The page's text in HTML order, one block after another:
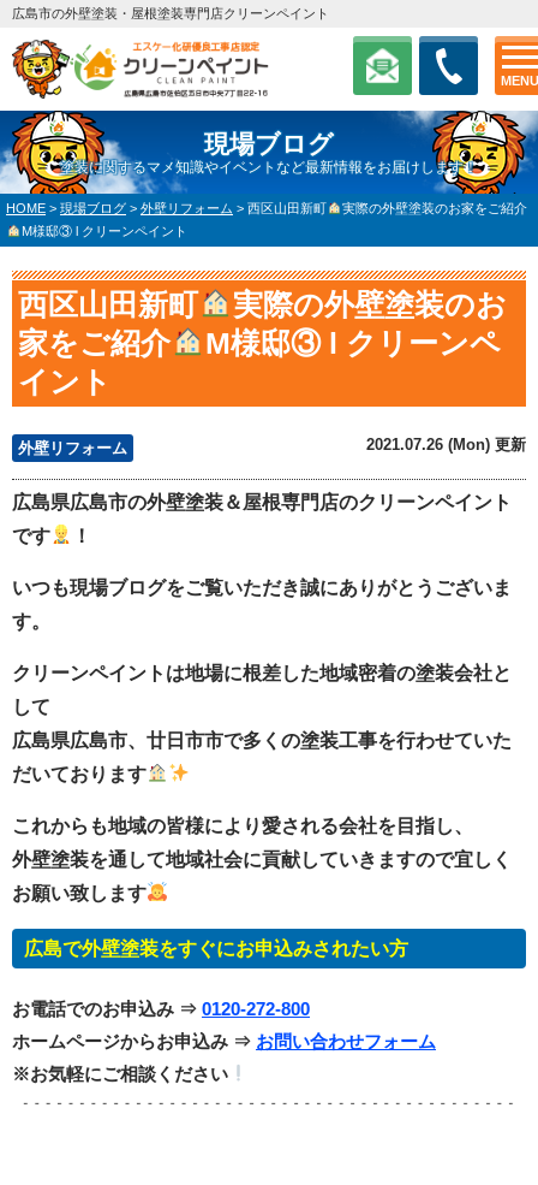
MENU
広島市の外壁塗装・屋根塗装専門店クリーンペイント
現場ブログ
塗装に関するマメ知識やイベントなど最新情報をお届けします！
HOME > 現場ブログ > 外壁リフォーム > 西区山田新町
実際の外壁塗装のお家をご紹介
M様邸③ l クリーンペイント
西区山田新町
実際の外壁塗装のお
家をご紹介
M様邸③ l クリーンペ
イント
外壁リフォーム 2021.07.26 (Mon) 更新
広島県広島市の外壁塗装＆屋根専門店のクリーンペイント
です
！
いつも現場ブログをご覧いただき誠にありがとうございま
す。
クリーンペイントは地場に根差した地域密着の塗装会社と
して
広島県広島市、廿日市市で多くの塗装工事を行わせていた
だいております
これからも地域の皆様により愛される会社を目指し、
外壁塗装を通して地域社会に貢献していきますので宜しく
お願い致します
広島で外壁塗装をすぐにお申込みされたい方
お電話でのお申込み ⇒ 0120-272-800
ホームページからお申込み ⇒ お問い合わせフォーム
※お気軽にご相談ください